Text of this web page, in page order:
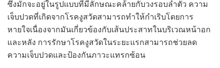
ซึ่งมักจะอยู่ในรูปแบบที่มีลักษณะคล้ายกับวงรอบลำตัว ความ
เจ็บปวดที่เกิดจากโรคงูสวัดสามารถทำให้กำเริบโดยการ
หายใจเนื่องจากมันเกี่ยวข้องกับเส้นประสาทในบริเวณหน้าอก
และหลัง การรักษาโรคงูสวัดในระยะแรกสามารถช่วยลด
ความเจ็บปวดและป้องกันภาวะแทรกซ้อน